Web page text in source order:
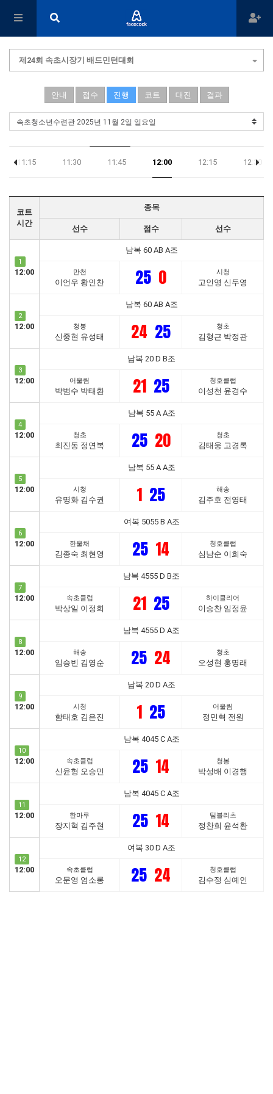
제24회 속초시장기 배드민턴대회
안내 접수 진행 코트 대진 결과
11:15 11:30 11:45 12:00 12:15 12:30
코트
시간
종목
선수 점수 선수
1
12:00
남복 60 AB A조
만천
이언우 황인찬 25 0 시청
고인영 신두영
2
12:00
남복 60 AB A조
청봉
신중현 유성태 24 25 청초
김형근 박정관
3
12:00
남복 20 D B조
어울림
박범수 박태환 21 25 청호클럽
이성천 윤경수
4
12:00
남복 55 A A조
청초
최진동 정연복 25 20 청초
김태웅 고경록
5
12:00
남복 55 A A조
시청
유명화 김수권 1 25 해송
김주호 전영태
6
12:00
여복 5055 B A조
한울채
김종숙 최현영 25 14 청호클럽
심남순 이희숙
7
12:00
남복 4555 D B조
속초클럽
박상일 이정희 21 25 하이클리어
이승찬 임정윤
8
12:00
남복 4555 D A조
해송
임승빈 김영순 25 24 청초
오성현 홍명래
9
12:00
남복 20 D A조
시청
함태호 김은진 1 25 어울림
정민혁 전원
10
12:00
남복 4045 C A조
속초클럽
신윤형 오승민 25 14 청봉
박성배 이경행
11
12:00
남복 4045 C A조
한마루
장지혁 김주현 25 14 팀블리츠
정찬희 윤석환
12
12:00
여복 30 D A조
속초클럽
오문영 엄소롱 25 24 청호클럽
김수정 심예인